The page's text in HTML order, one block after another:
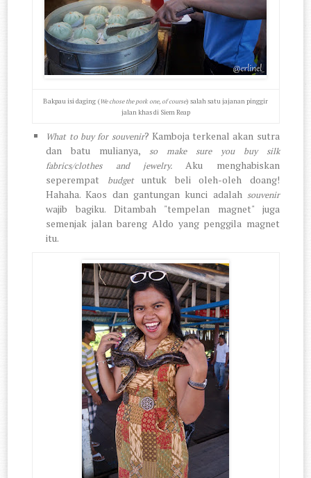
Bakpau isi daging (We chose the pork one, of course) salah satu jajanan pinggir
jalan khas di Siem Reap
What to buy for souvenir? Kamboja terkenal akan sutra
dan batu mulianya,so make sure you buy silk
fabrics/clothes and jewelry.Aku menghabiskan
seperempat
budgetuntuk beli oleh-oleh doang!
Hahaha. Kaos dan gantungan kunci adalah souvenir
wajib bagiku. Ditambah "tempelan magnet" juga
semenjak jalan bareng Aldo yang penggila magnet
itu.